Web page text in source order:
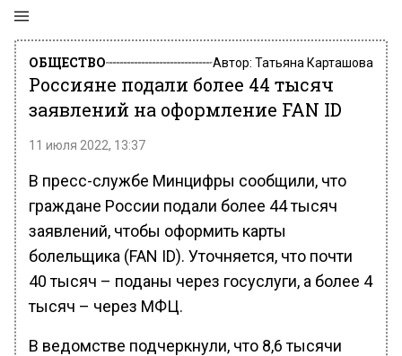
ОБЩЕСТВО Автор: Татьяна Карташова
Россияне подали более 44 тысяч
заявлений на оформление FAN ID
11 июля 2022, 13:37
В пресс-службе Минцифры сообщили, что
граждане России подали более 44 тысяч
заявлений, чтобы оформить карты
болельщика (FAN ID). Уточняется, что почти
40 тысяч – поданы через госуслуги, а более 4
тысяч – через МФЦ.
В ведомстве подчеркнули, что 8,6 тысячи